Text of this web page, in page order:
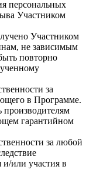
персональных
Участником
Участником
не зависимым
повторно
за
в Программе.
производителям
гарантийном
за любой
или участия в